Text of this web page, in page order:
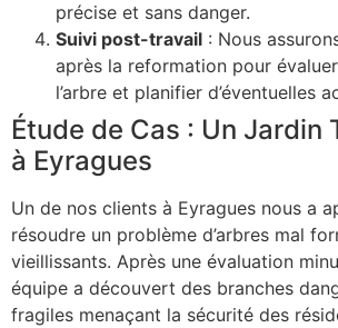
précise et sans danger.
Suivi post-travail : Nous
après la reformation pour
l’arbre et planifier d’éventuelles
Étude de Cas : Un Jardin
à Eyragues
Un de nos clients à Eyragues nous a
résoudre un problème d’arbres mal
vieillissants. Après une évaluation
équipe a découvert des branches
fragiles menaçant la sécurité des